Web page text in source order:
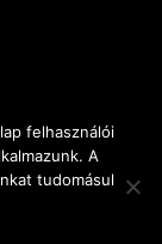
felhasználói
A
tudomásul